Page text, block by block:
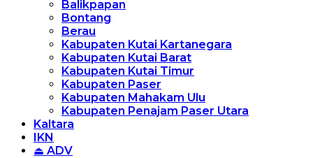
Balikpapan
Bontang
Berau
Kabupaten Kutai Kartanegara
Kabupaten Kutai Barat
Kabupaten Kutai Timur
Kabupaten Paser
Kabupaten Mahakam Ulu
Kabupaten Penajam Paser Utara
Kaltara
IKN
⏏ ADV